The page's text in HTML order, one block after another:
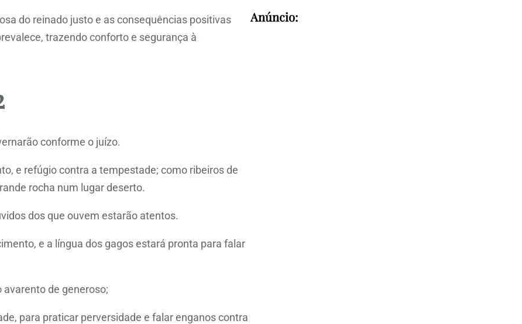
do reinado justo e as consequências positivas
trazendo conforto e segurança à
conforme o juízo.
e refúgio contra a tempestade; como ribeiros de
rocha num lugar deserto.
dos que ouvem estarão atentos.
e a língua dos gagos estará pronta para falar
de generoso;
para praticar perversidade e falar enganos contra
Anúncio: